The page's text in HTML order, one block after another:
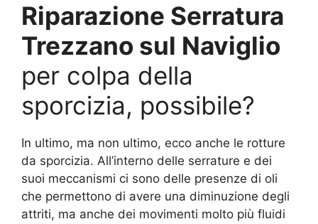
Riparazione Serratura
Trezzano sul Naviglio
per colpa della
sporcizia, possibile?
In ultimo, ma non ultimo, ecco anche le rotture
da sporcizia. All’interno delle serrature e dei
suoi meccanismi ci sono delle presenze di oli
che permettono di avere una diminuzione degli
attriti, ma anche dei movimenti molto più fluidi